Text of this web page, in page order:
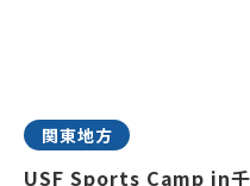
関東地方
USF Sports Camp in千